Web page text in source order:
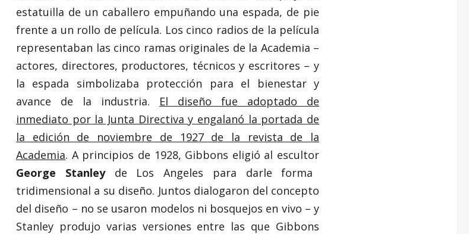
estatuilla de un caballero empuñando una espada, de pie
frente a un rollo de película. Los cinco radios de la película
representaban las cinco ramas originales de la Academia –
actores, directores, productores, técnicos y escritores – y
la espada simbolizaba protección para el bienestar y
avance de la industria. El diseño fue adoptado de
inmediato por la Junta Directiva y engalanó la portada de
la edición de noviembre de 1927 de la revista de la
Academia. A principios de 1928, Gibbons eligió al escultor
George Stanleyde Los Angeles para darle forma
tridimensional a su diseño. Juntos dialogaron del concepto
del diseño – no se usaron modelos ni bosquejos en vivo – y
Stanley produjo varias versiones entre las que Gibbons